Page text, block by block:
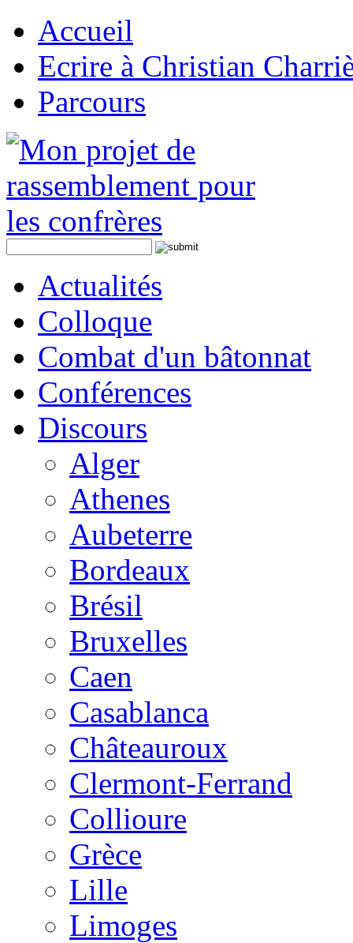
Accueil
Ecrire à Christian
Parcours
Actualités
Colloque
Combat d'un bâtonnat
Conférences
Discours
Alger
Athenes
Aubeterre
Bordeaux
Brésil
Bruxelles
Caen
Casablanca
Châteauroux
Clermont-Ferrand
Collioure
Grèce
Lille
Limoges